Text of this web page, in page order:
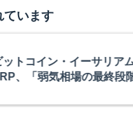
ています
ットコイン・イーサリアム
、「弱気相場の最終段